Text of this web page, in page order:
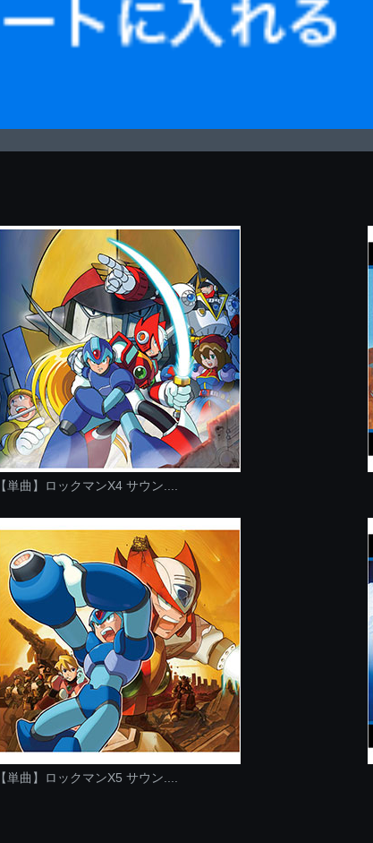
【単曲】ロックマンX4 サウン....
【単曲】ロックマンX5 サウン....